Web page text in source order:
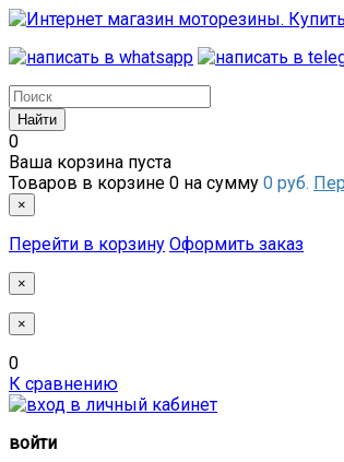
0
Ваша корзина пуста
Товаров в корзине 0 на сумму 0 руб.
×
Перейти в корзину Оформить заказ
×
×
0
К сравнению
войти